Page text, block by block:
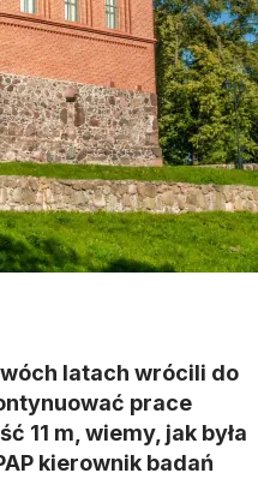
latach wrócili do
prace
11 m, wiemy, jak była
kierownik badań